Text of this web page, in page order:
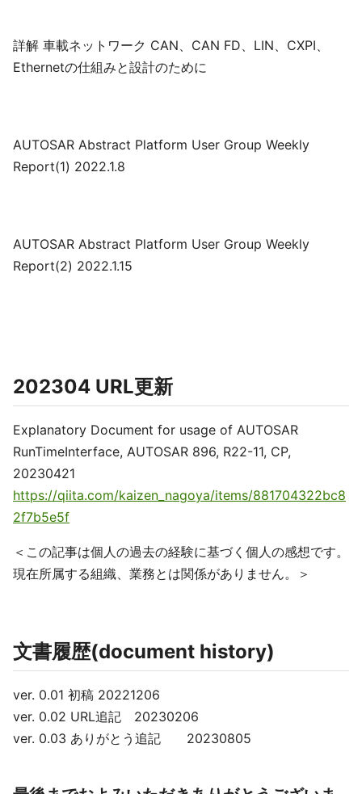
詳解 車載ネットワーク CAN、CAN FD、LIN、CXPI、
Ethernetの仕組みと設計のために
AUTOSAR Abstract Platform User Group Weekly
Report(1) 2022.1.8
AUTOSAR Abstract Platform User Group Weekly
Report(2) 2022.1.15
202304 URL更新
Explanatory Document for usage of AUTOSAR
RunTimeInterface, AUTOSAR 896, R22-11, CP,
20230421
https://qiita.com/kaizen_nagoya/items/881704322bc8
2f7b5e5f
＜この記事は個人の過去の経験に基づく個人の感想です。
現在所属する組織、業務とは関係がありません。＞
文書履歴(document history)
ver. 0.01 初稿 20221206
ver. 0.02 URL追記 20230206
ver. 0.03 ありがとう追記 20230805